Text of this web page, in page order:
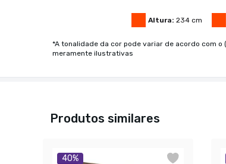
Altura: 234cm
*A tonalidade da cor pode variar de acordo com
meramente ilustrativas
Produtos similares
40%